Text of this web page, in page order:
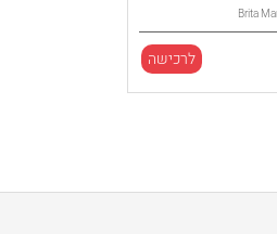
Brita
לרכישה